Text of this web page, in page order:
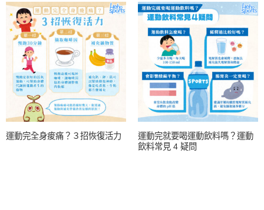
運動完全身痠痛？３招恢復活力
運動完就要喝運動飲料嗎？運動
飲料常見 4 疑問